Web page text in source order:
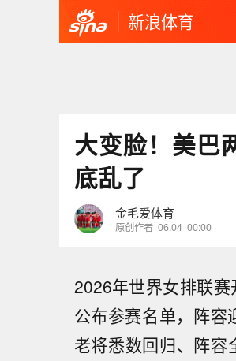
新浪体育
大变脸！美巴
底乱了
金毛爱体育
原创作者 06.04 00:00
2026年世界女排联
公布参赛名单，阵容
老将悉数回归、阵容